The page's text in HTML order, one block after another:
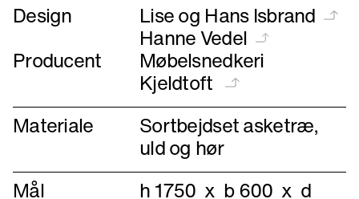
Design Lise og Hans Isbrand
Hanne Vedel
Producent Møbelsnedkeri
Kjeldtoft
Materiale
Sortbejdset asketræ,
uld og hør
Mål
h 1750 x b 600 x d